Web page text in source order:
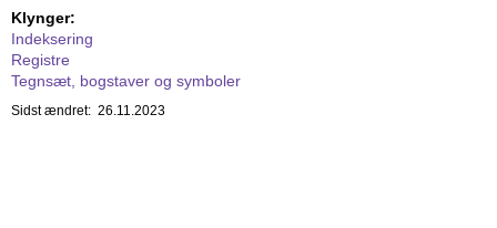
Klynger:
Indeksering
Registre
Tegnsæt, bogstaver og symboler
Sidst ændret: 26.11.2023